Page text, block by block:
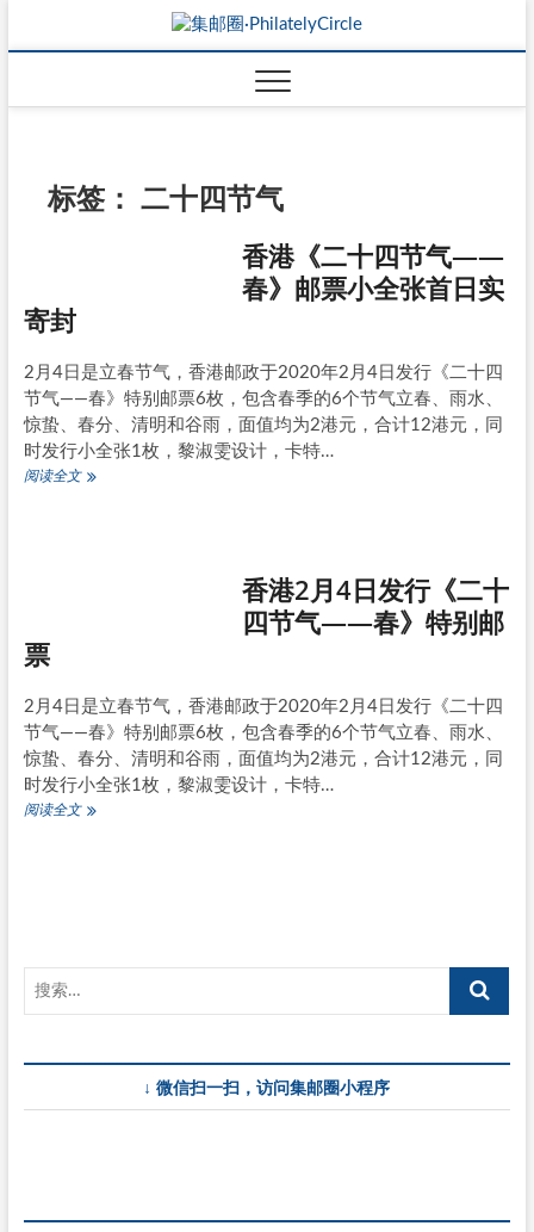
标签： 二十四节气
香港《二十四节气——
春》邮票小全张首日实
寄封
2月4日是立春节气，香港邮政于2020年2月4日发行《二十四
节气——春》特别邮票6枚，包含春季的6个节气立春、雨水、
惊蛰、春分、清明和谷雨，面值均为2港元，合计12港元，同
时发行小全张1枚，黎淑雯设计，卡特…
阅读全文香
小
全
张
首
日
实
香港2月4日发行《二十
四节气——春》特别邮
票
2月4日是立春节气，香港邮政于2020年2月4日发行《二十四
节气——春》特别邮票6枚，包含春季的6个节气立春、雨水、
惊蛰、春分、清明和谷雨，面值均为2港元，合计12港元，同
时发行小全张1枚，黎淑雯设计，卡特…
阅读全文香
气
春》
↓ 微信扫一扫，访问集邮圈小程序